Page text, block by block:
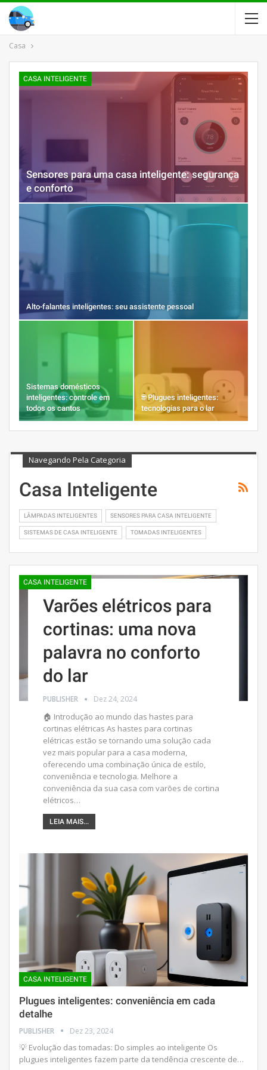
Casa
CASA INTELIGENTE
Sensores para uma casa inteligente: segurança
e conforto
Alto-falantes inteligentes: seu assistente pessoal
Sistemas domésticos
inteligentes: controle em
todos os cantos
🌐 Plugues inteligentes:
tecnologias para o lar
Navegando Pela Categoria
Casa Inteligente
LÂMPADAS INTELIGENTES SENSORES PARA CASA INTELIGENTE
SISTEMAS DE CASA INTELIGENTE TOMADAS INTELIGENTES
CASA INTELIGENTE
Varões elétricos para
cortinas: uma nova
palavra no conforto
do lar
PUBLISHER Dez 24, 2024
🏠 Introdução ao mundo das hastes para
cortinas elétricas As hastes para cortinas
elétricas estão se tornando uma solução cada
vez mais popular para a casa moderna,
oferecendo uma combinação única de estilo,
conveniência e tecnologia. Melhore a
conveniência da sua casa com varões de cortina
elétricos…
LEIA MAIS...
CASA INTELIGENTE
Plugues inteligentes: conveniência em cada
detalhe
PUBLISHER Dez 23, 2024
💡 Evolução das tomadas: Do simples ao inteligente Os
plugues inteligentes fazem parte da tendência crescente de…